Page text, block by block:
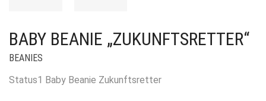
BABY BEANIE „ZUKUNFTSRETTER“
BEANIES
Status1 Baby Beanie Zukunftsretter